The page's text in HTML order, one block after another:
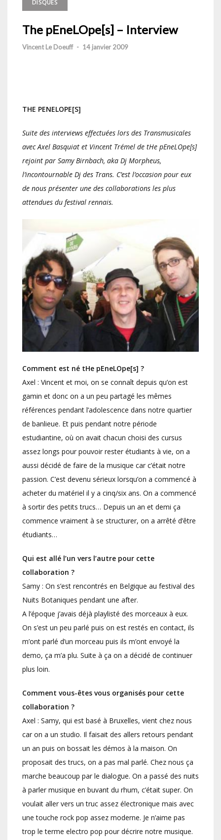
DISQUES
The pEneLOpe[s] – Interview
Vincent Le Doeuff - 14 janvier 2009
THE PENELOPE[S]
Suite des interviews effectuées lors des Transmusicales
avec Axel Basquiat et Vincent Trémel de tHe pEneLOpe[s]
rejoint par Samy Birnbach, aka Dj Morpheus,
l’incontournable Dj des Trans. C’est l’occasion pour eux
de nous présenter une des collaborations les plus
attendues du festival rennais.
Comment est né tHe pEneLOpe[s] ?
Axel : Vincent et moi, on se connaît depuis qu’on est
gamin et donc on a un peu partagé les mêmes
références pendant l’adolescence dans notre quartier
de banlieue. Et puis pendant notre période
estudiantine, où on avait chacun choisi des cursus
assez longs pour pouvoir rester étudiants à vie, on a
aussi décidé de faire de la musique car c’était notre
passion. C’est devenu sérieux lorsqu’on a commencé à
acheter du matériel il y a cinq/six ans. On a commencé
à sortir des petits trucs… Depuis un an et demi ça
commence vraiment à se structurer, on a arrêté d’être
étudiants…
Qui est allé l’un vers l’autre pour cette
collaboration ?
Samy : On s’est rencontrés en Belgique au festival des
Nuits Botaniques pendant une after.
A l’époque j’avais déjà playlisté des morceaux à eux.
On s’est un peu parlé puis on est restés en contact, ils
m’ont parlé d’un morceau puis ils m’ont envoyé la
demo, ça m’a plu. Suite à ça on a décidé de continuer
plus loin.
Comment vous-êtes vous organisés pour cette
collaboration ?
Axel : Samy, qui est basé à Bruxelles, vient chez nous
car on a un studio. Il faisait des allers retours pendant
un an puis on bossait les démos à la maison. On
proposait des trucs, on a pas mal parlé. Chez nous ça
marche beaucoup par le dialogue. On a passé des nuits
à parler musique en buvant du rhum, c’était super. On
voulait aller vers un truc assez électronique mais avec
une touche rock pop assez moderne. Je n’aime pas
trop le terme electro pop pour décrire notre musique.